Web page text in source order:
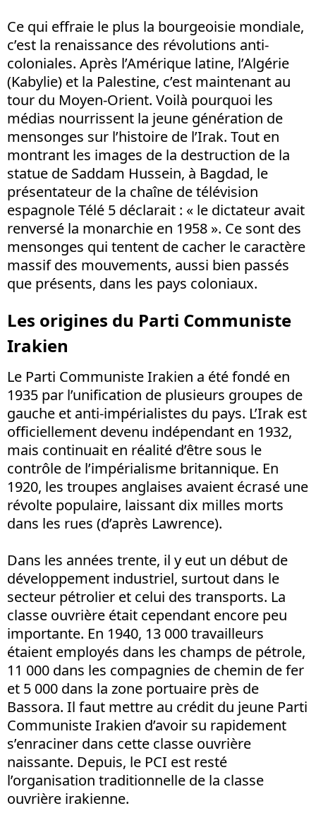
Ce qui effraie le plus la bourgeoisie mondiale,
c’est la renaissance des révolutions anti-
coloniales. Après l’Amérique latine, l’Algérie
(Kabylie) et la Palestine, c’est maintenant au
tour du Moyen-Orient. Voilà pourquoi les
médias nourrissent la jeune génération de
mensonges sur l’histoire de l’Irak. Tout en
montrant les images de la destruction de la
statue de Saddam Hussein, à Bagdad, le
présentateur de la chaîne de télévision
espagnole Télé 5 déclarait : « le dictateur avait
renversé la monarchie en 1958 ». Ce sont des
mensonges qui tentent de cacher le caractère
massif des mouvements, aussi bien passés
que présents, dans les pays coloniaux.
Les origines du Parti Communiste
Irakien
Le Parti Communiste Irakien a été fondé en
1935 par l’unification de plusieurs groupes de
gauche et anti-impérialistes du pays. L’Irak est
officiellement devenu indépendant en 1932,
mais continuait en réalité d’être sous le
contrôle de l’impérialisme britannique. En
1920, les troupes anglaises avaient écrasé une
révolte populaire, laissant dix milles morts
dans les rues (d’après Lawrence).
Dans les années trente, il y eut un début de
développement industriel, surtout dans le
secteur pétrolier et celui des transports. La
classe ouvrière était cependant encore peu
importante. En 1940, 13 000 travailleurs
étaient employés dans les champs de pétrole,
11 000 dans les compagnies de chemin de fer
et 5 000 dans la zone portuaire près de
Bassora. Il faut mettre au crédit du jeune Parti
Communiste Irakien d’avoir su rapidement
s’enraciner dans cette classe ouvrière
naissante. Depuis, le PCI est resté
l’organisation traditionnelle de la classe
ouvrière irakienne.